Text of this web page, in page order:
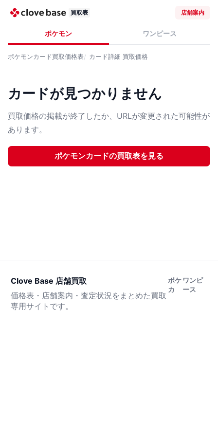
買取表 店舗案内
ポケモン ワンピース
ポケモンカード買取価格表 カード詳細 買取価格
カードが見つかりません
買取価格の掲載が終了したか、URLが変更された可能性が
あります。
ポケモンカードの買取表を見る
Clove Base 店舗買取
価格表・店舗案内・査定状況をまとめた買取
専用サイトです。
ポケ
カ
ワンピ
ース